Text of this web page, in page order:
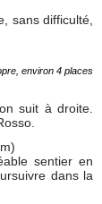
sans difficulté,
environ 4 places
suit à droite.
sentier en
dans la